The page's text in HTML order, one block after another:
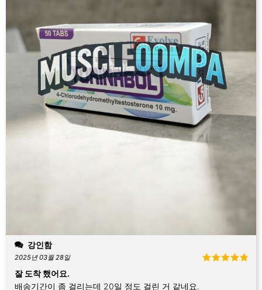
강인함
2025년 03월 28일
잘 도착 했어요.
배송기간이 좀 걸리는데 20일 정도 걸린 거 같네요.